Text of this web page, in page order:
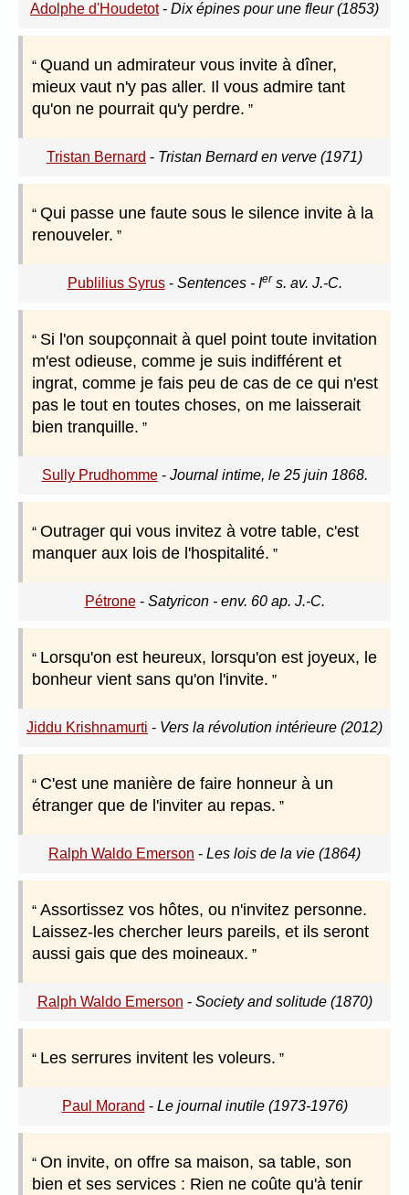
Adolphe d'Houdetot- Dix épines pour une fleur (1853)
Quand un admirateur vous invite à dîner,
mieux vaut n'y pas aller. Il vous admire tant
qu'on ne pourrait qu'y perdre.
Tristan Bernard - Tristan Bernard en verve (1971)
Qui passe une faute sous le silence invite à la
renouveler.
Publilius Syrus- Sentences - Ier s. av. J.-C.
Si l'on soupçonnait à quel point toute invitation
m'est odieuse, comme je suis indifférent et
ingrat, comme je fais peu de cas de ce qui n'est
pas le tout en toutes choses, on me laisserait
bien tranquille.
Sully Prudhomme- Journal intime, le 25 juin 1868.
Outrager qui vous invitez à votre table, c'est
manquer aux lois de l'hospitalité.
Pétrone- Satyricon - env. 60 ap. J.-C.
Lorsqu'on est heureux, lorsqu'on est joyeux, le
bonheur vient sans qu'on l'invite.
Jiddu Krishnamurti - Vers la révolution intérieure (2012)
C'est une manière de faire honneur à un
étranger que de l'inviter au repas.
Ralph Waldo Emerson - Les lois de la vie (1864)
Assortissez vos hôtes, ou n'invitez personne.
Laissez-les chercher leurs pareils, et ils seront
aussi gais que des moineaux.
Ralph Waldo Emerson - Society and solitude (1870)
Les serrures invitent les voleurs.
Paul Morand - Le journal inutile (1973-1976)
On invite, on offre sa maison, sa table, son
bien et ses services : Rien ne coûte qu'à tenir